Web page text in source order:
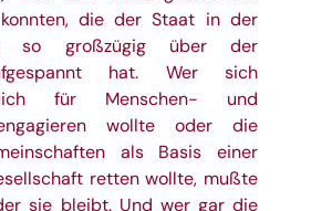
die der Staat in der
so großzügig über der
hat. Wer sich
für Menschen- und
wollte oder die
als Basis einer
retten wollte, mußte
sie bleibt. Und wer gar die